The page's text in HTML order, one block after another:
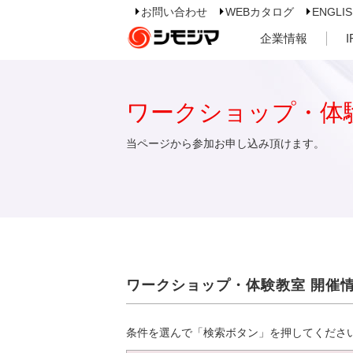
お問い合わせ WEBカタログ
企業情報
ワークショップ・体
当ページから参加お申し込み頂けます。
ワークショップ・体験教室 開催
条件を選んで「検索ボタン」を押してくだ